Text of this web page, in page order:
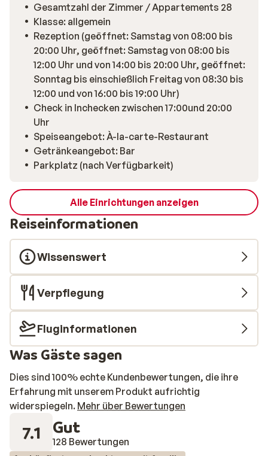
Gesamtzahl der Zimmer / Appartements 28
Klasse: allgemein
Rezeption (geöffnet: Samstag von 08:00 bis
20:00 Uhr, geöffnet: Samstag von 08:00 bis
12:00 Uhr und von 14:00 bis 20:00 Uhr, geöffnet:
Sonntag bis einschießlich Freitag von 08:30 bis
12:00 und von 16:00 bis 19:00 Uhr)
Check in Inchecken zwischen 17:00und 20:00
Uhr
Speiseangebot: À-la-carte-Restaurant
Getränkeangebot: Bar
Parkplatz (nach Verfügbarkeit)
Alle Einrichtungen anzeigen
Reiseinformationen
Wissenswert
Verpflegung
Fluginformationen
Was Gäste sagen
Dies sind 100% echte Kundenbewertungen, die ihre
Erfahrung mit unserem Produkt aufrichtig
widerspiegeln. Mehr über Bewertungen
7.1 Gut
128 Bewertungen